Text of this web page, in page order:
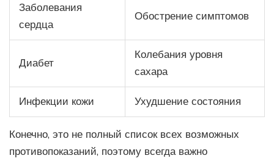
Заболевания
сердца
Обострение симптомов
Диабет
Колебания уровня
сахара
Инфекции кожи Ухудшение состояния
Конечно, это не полный список всех возможных
противопоказаний, поэтому всегда важно